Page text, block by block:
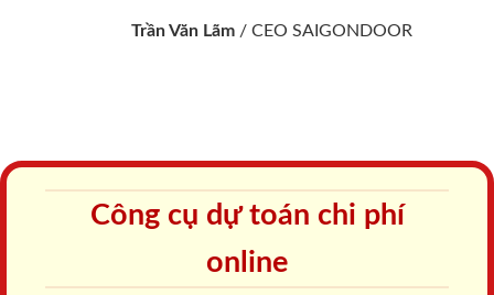
Trần Văn Lãm / CEO SAIGONDOOR
Công cụ dự toán chi phí
online